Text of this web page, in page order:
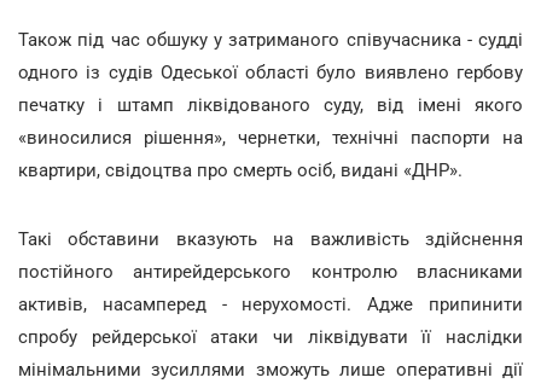
Також під час обшуку у затриманого співучасника - судді
одного із судів Одеської області було виявлено гербову
печатку і штамп ліквідованого суду, від імені якого
«виносилися рішення», чернетки, технічні паспорти на
квартири, свідоцтва про смерть осіб, видані «ДНР».
Такі обставини вказують на важливість здійснення
постійного антирейдерського контролю власниками
активів, насамперед - нерухомості. Адже припинити
спробу рейдерської атаки чи ліквідувати її наслідки
мінімальними зусиллями зможуть лише оперативні дії